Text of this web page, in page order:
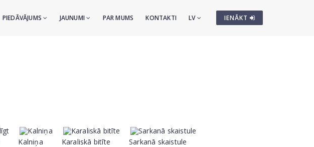
IENĀKT
PIEDĀVĀJUMS JAUNUMI PAR MUMS KONTAKTI LV
Kalniņa Karaliskā bitīte Sarkanā skaistule